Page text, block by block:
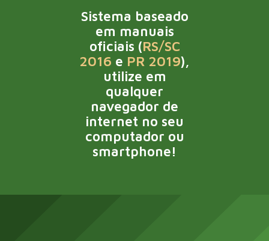
Sistema baseado
em manuais
oficiais (RS/SC
2016 e PR 2019),
utilize em
qualquer
navegador de
internet no seu
computador ou
smartphone!